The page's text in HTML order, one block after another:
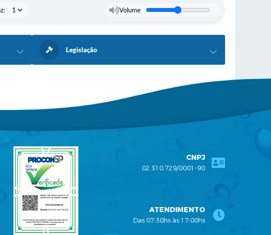
Volume
Legislação
CNPJ
02.310.729/0001-90
ATENDIMENTO
Das 07:30hs às 17:00hs